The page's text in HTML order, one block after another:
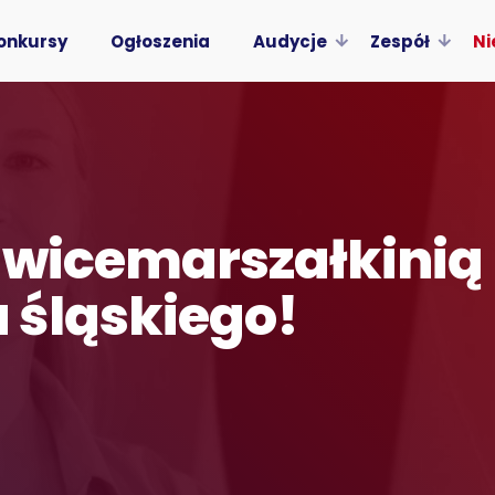
Ogłoszenia Audycje Zespół
śląskiego!